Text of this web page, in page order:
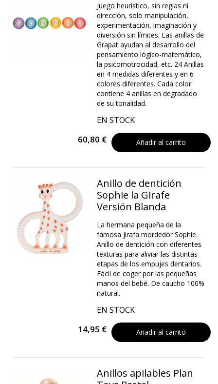
Juego heurístico, sin reglas ni
dirección, solo manipulación,
experimentación, imaginación y
diversión sin límites. Las anillas de
Grapat ayudan al desarrollo del
pensamiento lógico-matemático,
la psicomotrocidad, etc. 24 Anillas
en 4 medidas diferentes y en 6
colores diferentes. Cada color
contiene 4 anillas en degradado
de su tonalidad.
EN STOCK
60,80 € Añadir al carrito
Anillo de dentición
Sophie la Girafe
Versión Blanda
La hermana pequeña de la
famosa jirafa mordedor Sophie.
Anillo de dentición con diferentes
texturas para aliviar las distintas
etapas de los empujes dentarios.
Fácil de coger por las pequeñas
manos del bebé. De caucho 100%
natural.
EN STOCK
14,95 € Añadir al carrito
Anillos apilables Plan